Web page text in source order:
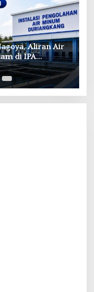
Aliran Air
di IPA